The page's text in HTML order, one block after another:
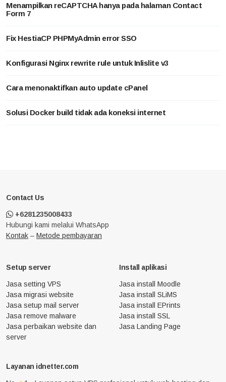
Menampilkan reCAPTCHA hanya pada halaman Contact
Form 7
Fix HestiaCP PHPMyAdmin error SSO
Konfigurasi Nginx rewrite rule untuk Inlislite v3
Cara menonaktifkan auto update cPanel
Solusi Docker build tidak ada koneksi internet
Contact Us
+6281235008433
Hubungi kami melalui WhatsApp
Kontak – Metode pembayaran
Setup server
Jasa setting VPS
Jasa migrasi website
Jasa setup mail server
Jasa remove malware
Jasa perbaikan website dan
server
Install aplikasi
Jasa install Moodle
Jasa install SLiMS
Jasa install EPrints
Jasa install SSL
Jasa Landing Page
Layanan idnetter.com